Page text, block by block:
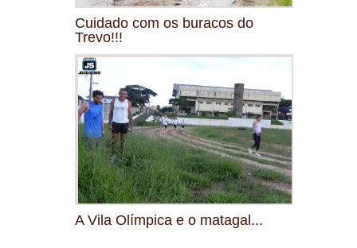
Cuidado com os buracos do
Trevo!!!
A Vila Olímpica e o matagal...